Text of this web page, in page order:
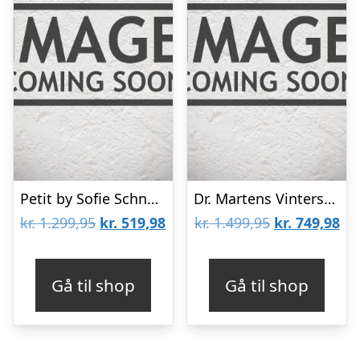
Petit by Sofie Schnoor Vinterstøvler – Sort m. Nitter
kr.1.299,95 Den
kr. 1.299,95.
kr. 519,98Den
kr. 519,98.
Gå til shop
Dr. Martens Vinterstøvler m. For – Serena J – Dark Brown
kr.1.499,95 Den
kr. 1.499,95.
kr. 749,98
kr.
Gå til shop